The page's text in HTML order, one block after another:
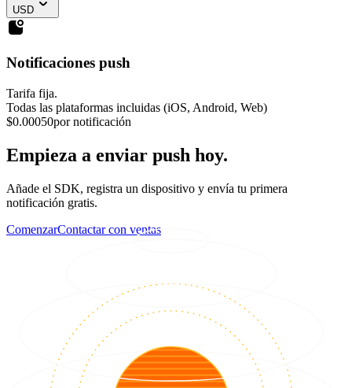
USD
Notificaciones push
Tarifa fija.
Todas las plataformas incluidas (iOS, Android, Web)
$0.00050por notificación
Empieza a enviar push hoy.
Añade el SDK, registra un dispositivo y envía tu primera
notificación gratis.
ComenzarContactar con ventas